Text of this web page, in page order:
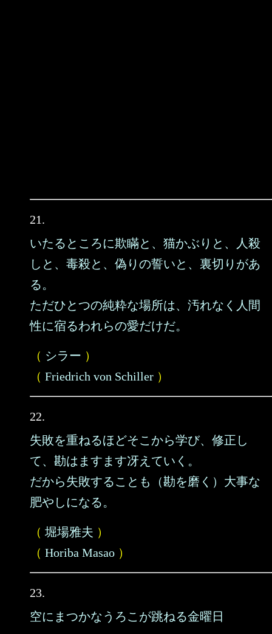
21.
いたるところに欺瞞と、猫かぶりと、人殺
しと、毒殺と、偽りの誓いと、裏切りがあ
る。
ただひとつの純粋な場所は、汚れなく人間
性に宿るわれらの愛だけだ。
（ シラー ）
（ Friedrich von Schiller ）
22.
失敗を重ねるほどそこから学び、修正し
て、勘はますます冴えていく。
だから失敗することも（勘を磨く）大事な
肥やしになる。
（ 堀場雅夫 ）
（ Horiba Masao ）
23.
空にまつかなうろこが跳ねる金曜日